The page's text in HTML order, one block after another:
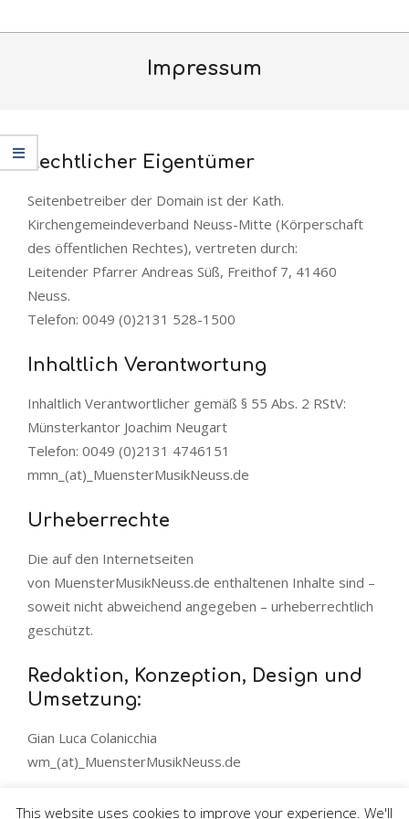
to
Primary
Impressum
Rechtlicher Eigentümer
Seitenbetreiber der Domain ist der Kath.
Kirchengemeindeverband Neuss-Mitte (Körperschaft
des öffentlichen Rechtes), vertreten durch:
Leitender Pfarrer Andreas Süß, Freithof 7, 41460
Neuss.
Telefon: 0049 (0)2131 528-1500
Inhaltlich Verantwortung
Inhaltlich Verantwortlicher gemäß § 55 Abs. 2 RStV:
Münsterkantor Joachim Neugart
Telefon: 0049 (0)2131 4746151
mmn_(at)_MuensterMusikNeuss.de
Urheberrechte
Die auf den Internetseiten
von MuensterMusikNeuss.de enthaltenen Inhalte sind –
soweit nicht abweichend angegeben – urheberrechtlich
geschützt.
Redaktion, Konzeption, Design und
Umsetzung:
Gian Luca Colanicchia
wm_(at)_MuensterMusikNeuss.de
This website uses cookies to improve your experience. We'll